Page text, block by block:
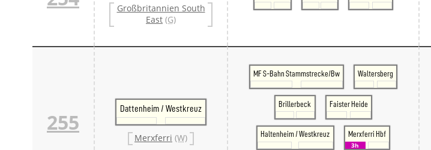
Tschechien West
Alternative Stellwerke
BundesbahnZeiten
Polen
Österreich
Österreich Mitte
Österreich Ost
Österreich West
Großbritannien South
East (G)
255
Dattenheim / Westkreuz
Merxferri (W)
MF S-Bahn Stammstrecke/Bw Waltersberg
Brillerbeck Faister Heide
Haltenheim / Westkreuz
Merxferri Hbf
3h